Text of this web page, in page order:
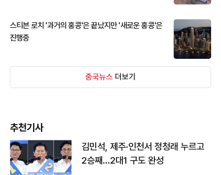
스티븐 로치 '과거의 홍콩'은 끝났지만 '새로운 홍콩'은
진행중
중국뉴스 더보기
추천기사
김민석, 제주·인천서 정청래 누르고
2승째…2대1 구도 완성